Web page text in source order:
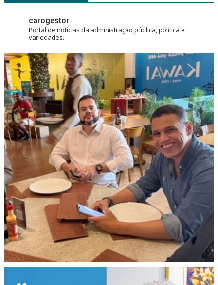
carogestor
Portal de notícias da administração pública, política e
variedades.